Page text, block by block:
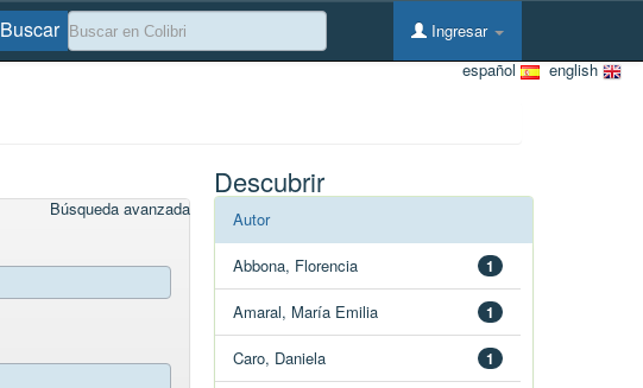
Ingresar
Buscar
english
español
Búsqueda avanzada
Descubrir
Autor
1
Abbona, Florencia
1
Amaral, María Emilia
1
Caro, Daniela